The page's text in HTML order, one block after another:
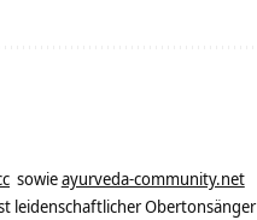
sowieayurveda-community.net
leidenschaftlicher Obertonsänger